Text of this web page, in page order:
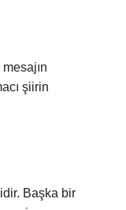
şiirin
Başka bir